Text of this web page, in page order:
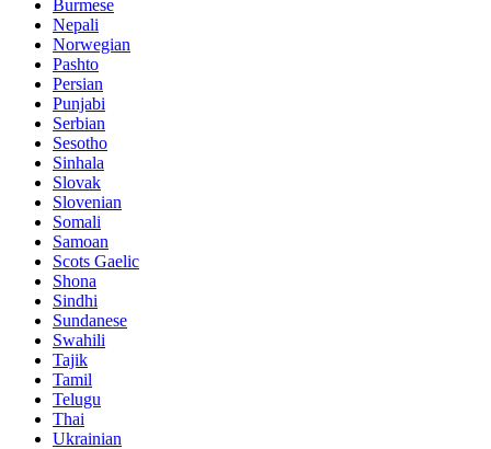
Burmese
Nepali
Norwegian
Pashto
Persian
Punjabi
Serbian
Sesotho
Sinhala
Slovak
Slovenian
Somali
Samoan
Scots Gaelic
Shona
Sindhi
Sundanese
Swahili
Tajik
Tamil
Telugu
Thai
Ukrainian